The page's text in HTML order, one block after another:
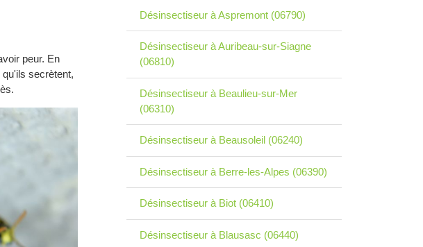
peur. En
secrètent,
Désinsectiseur à Aspremont (06790)
Désinsectiseur à Auribeau-sur-Siagne
(06810)
Désinsectiseur à Beaulieu-sur-Mer
(06310)
Désinsectiseur à Beausoleil (06240)
Désinsectiseur à Berre-les-Alpes (06390)
Désinsectiseur à Biot (06410)
Désinsectiseur à Blausasc (06440)